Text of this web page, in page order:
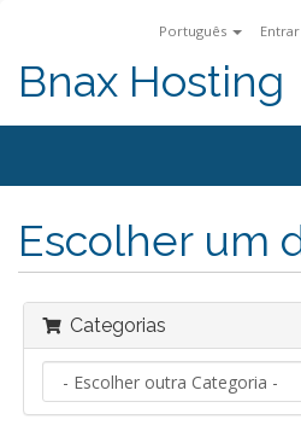
Português Entrar
Bnax Hosting
Escolher um
Categorias